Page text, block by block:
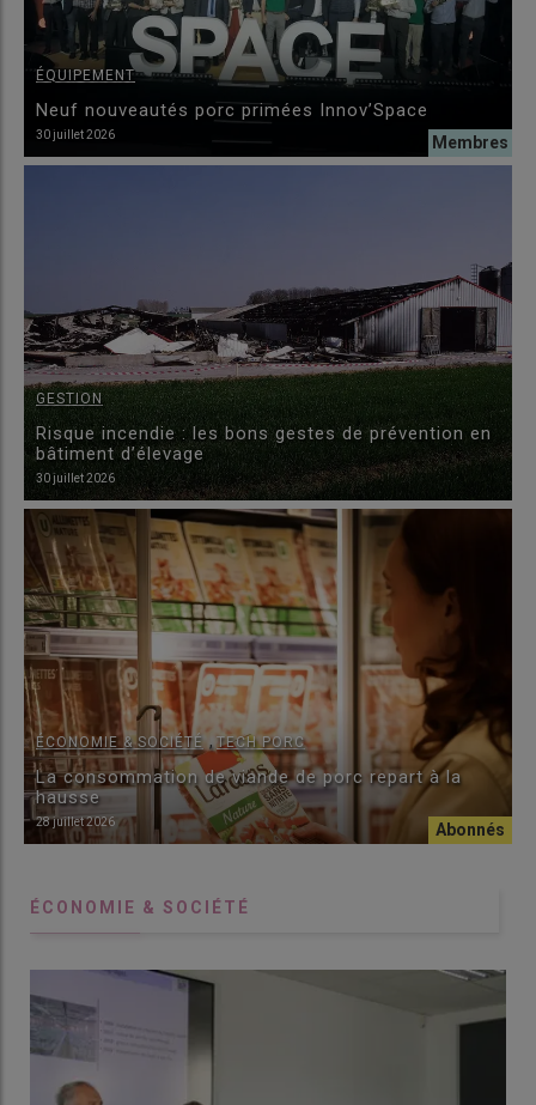
ÉQUIPEMENT
Neuf nouveautés porc primées Innov’Space
30 juillet 2026
GESTION
Risque incendie : les bons gestes de prévention en
bâtiment d’élevage
30 juillet 2026
ÉCONOMIE & SOCIÉTÉ , TECH PORC
La consommation de viande de porc repart à la
hausse
28 juillet 2026
ÉCONOMIE & SOCIÉTÉ